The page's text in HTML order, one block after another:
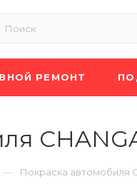
РЕМОНТ
— Покраска автомобиля